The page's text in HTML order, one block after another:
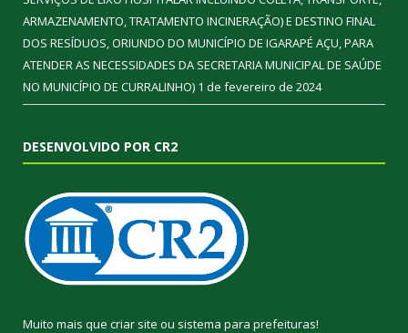
ARMAZENAMENTO, TRATAMENTO INCINERAÇÃO) E DESTINO FINAL
DOS RESÍDUOS, ORIUNDO DO MUNICÍPIO DE IGARAPÉ AÇU, PARA
ATENDER AS NECESSIDADES DA SECRETARIA MUNICIPAL DE SAÚDE
NO MUNICÍPIO DE CURRALINHO) 1 de fevereiro de 2024
DESENVOLVIDO POR CR2
Muito mais que criar site ou sistema para prefeituras!